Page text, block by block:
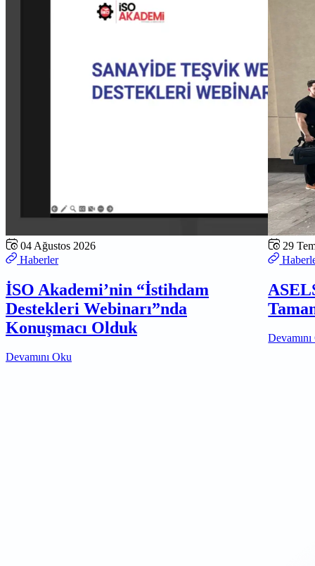
04 Ağustos 2026
Haberler
İSO Akademi’nin “İstihdam
Destekleri Webinarı”nda
Konuşmacı Olduk
Devamını Oku
29